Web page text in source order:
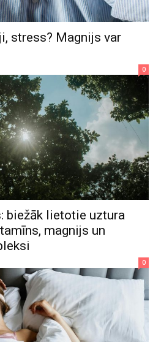
stress? Magnijs var
0
biežāk lietotie uztura
magnijs un
0